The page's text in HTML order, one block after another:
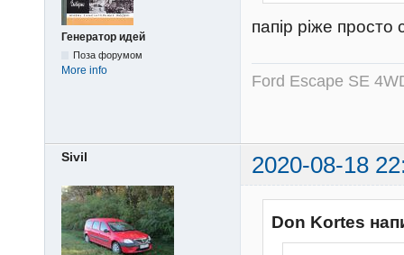
Генератор идей
Поза форумом
More info
папір ріже просто
Ford Escape SE
Sivil 2020-08-18
Don Kortes